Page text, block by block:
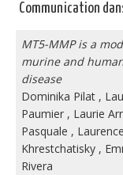
Communication
MT5-MMP is a
murine and
disease
Dominika Pilat ,
Paumier , Laurie
Pasquale ,
Khrestchatisky ,
Rivera